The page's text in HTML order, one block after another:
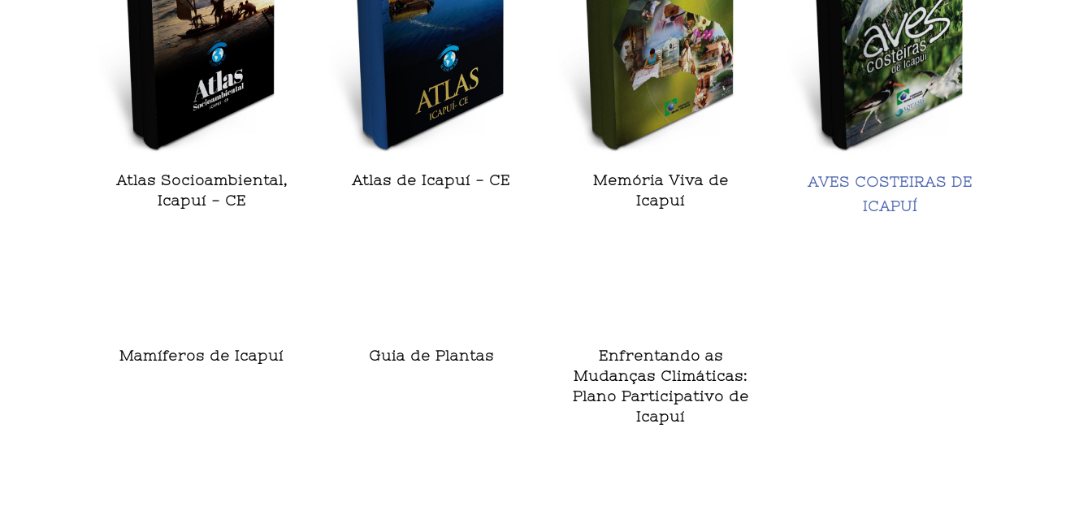
Atlas Socioambiental,
Icapuí - CE
Atlas de Icapuí - CE
Memória Viva de
Icapuí
AVES COSTEIRAS DE
ICAPUÍ
Mamíferos de Icapuí Guia de Plantas
Enfrentando as
Mudanças Climáticas:
Plano Participativo de
Icapuí